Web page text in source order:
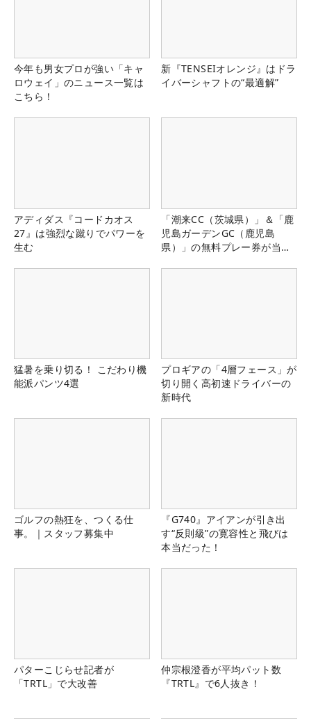
今年も男女プロが強い「キャ
ロウェイ」のニュース一覧は
こちら！
新『TENSEIオレンジ』はドラ
イバーシャフトの“最適解”
アディダス『コードカオス
27』は強烈な蹴りでパワーを
生む
「潮来CC（茨城県）」＆「鹿
児島ガーデンGC（鹿児島
県）」の無料プレー券が当た
猛暑を乗り切る！ こだわり機
能派パンツ4選
プロギアの「4層フェース」が
切り開く高初速ドライバーの
新時代
ゴルフの熱狂を、つくる仕
事。｜スタッフ募集中
『G740』アイアンが引き出
す“反則級”の寛容性と飛びは
本当だった！
パターこじらせ記者が
「TRTL」で大改善
仲宗根澄香が平均パット数
『TRTL』で6人抜き！